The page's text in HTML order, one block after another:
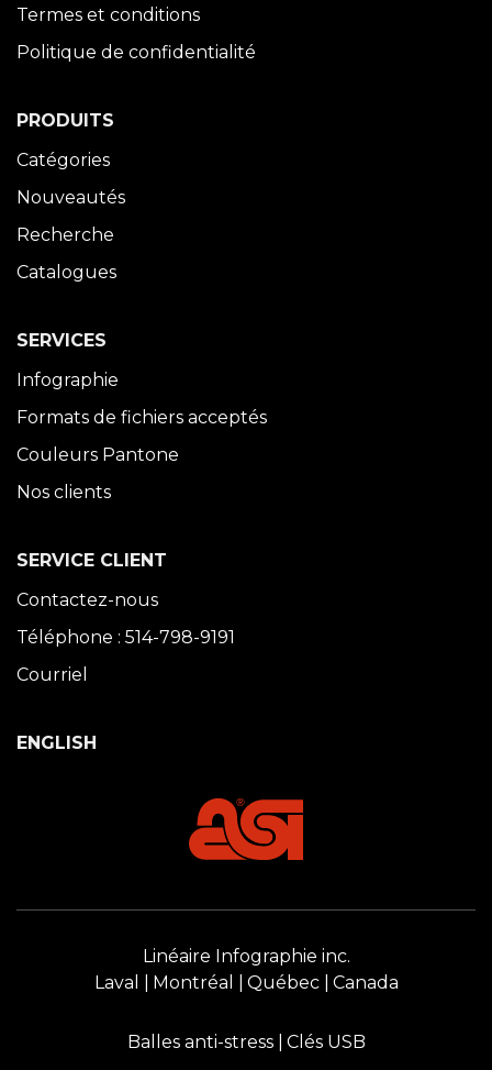
Termes et conditions
Politique de confidentialité
PRODUITS
Catégories
Nouveautés
Recherche
Catalogues
SERVICES
Infographie
Formats de fichiers acceptés
Couleurs Pantone
Nos clients
SERVICE CLIENT
Contactez-nous
Téléphone : 514-798-9191
Courriel
ENGLISH
Linéaire Infographie inc.
Laval
Montréal Québec Canada
Balles anti-stress Clés USB